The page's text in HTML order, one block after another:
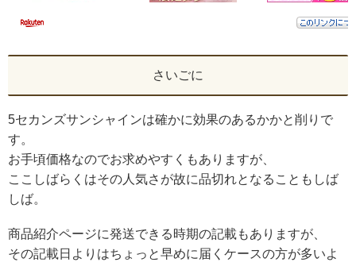
さいごに
5セカンズサンシャインは確かに効果のあるかかと削りで
す。
お手頃価格なのでお求めやすくもありますが、
ここしばらくはその人気さが故に品切れとなることもしば
しば。
商品紹介ページに発送できる時期の記載もありますが、
その記載日よりはちょっと早めに届くケースの方が多いよ